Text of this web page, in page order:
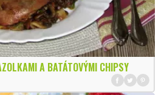
A BATÁTOVÝMI CHIPSY